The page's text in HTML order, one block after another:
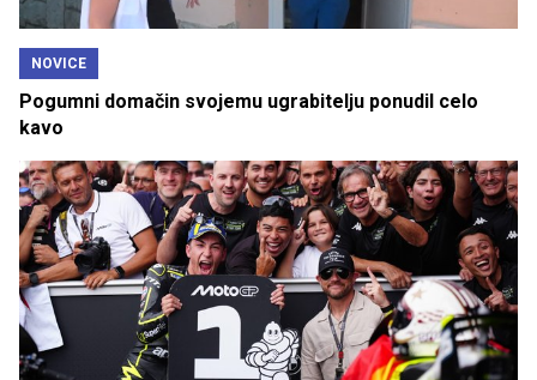
NOVICE
Pogumni domačin svojemu ugrabitelju ponudil celo
kavo